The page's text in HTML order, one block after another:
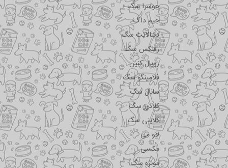
جوسرا سگ
جیم داگ
دنتالایت سگ
رفلکس سگ
رویال کنین
فلامینگو سگ
سانال سگ
کلادرز سگ
کلاینی سگ
لاو می
مکسی
مونژه سگ